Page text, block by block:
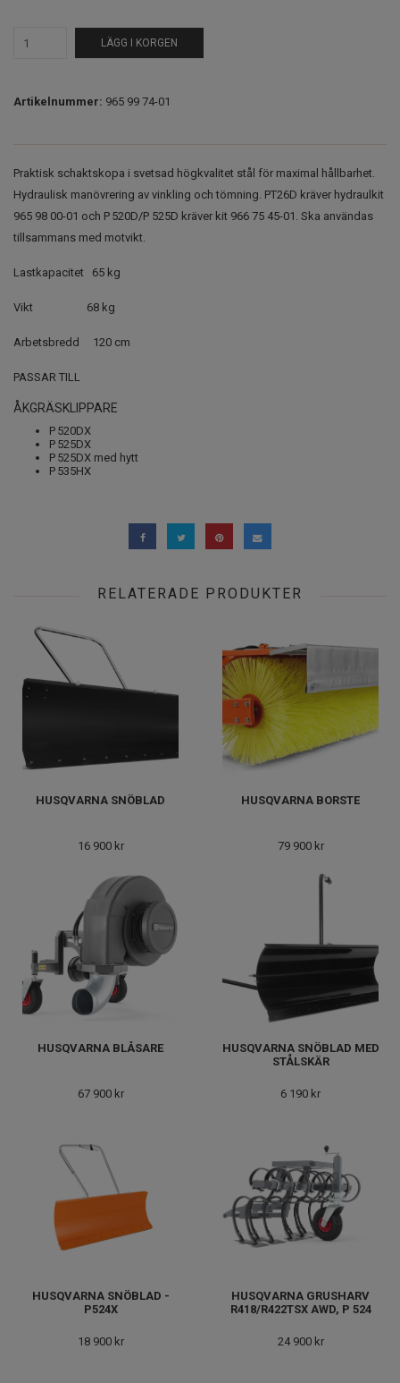
LÄGG I KORGEN
Artikelnummer: 965 99 74-01
Praktisk schaktskopa i svetsad högkvalitet stål för maximal hållbarhet.
Hydraulisk manövrering av vinkling och tömning. PT26D kräver hydraulkit
965 98 00-01 och P 520D/P 525D kräver kit 966 75 45-01. Ska användas
tillsammans med motvikt.
Lastkapacitet 65 kg
Vikt 68 kg
Arbetsbredd 120 cm
PASSAR TILL
ÅKGRÄSKLIPPARE
P 520DX
P 525DX
P 525DX med hytt
P 535HX
RELATERADE PRODUKTER
HUSQVARNA SNÖBLAD
16 900 kr
HUSQVARNA BORSTE
79 900 kr
HUSQVARNA BLÅSARE
67 900 kr
HUSQVARNA SNÖBLAD MED
STÅLSKÄR
6 190 kr
HUSQVARNA SNÖBLAD -
P524X
18 900 kr
HUSQVARNA GRUSHARV
R418/R422TSX AWD, P 524
24 900 kr